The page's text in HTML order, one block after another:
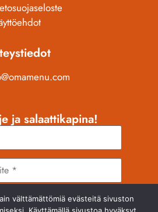
ja salaattikapina!
välttämättömiä evästeitä sivuston